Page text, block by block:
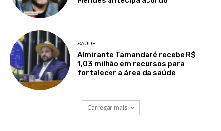
SAÚDE
Almirante Tamandaré recebe R$
1,03 milhão em recursos para
fortalecer a área da saúde
Carregar mais